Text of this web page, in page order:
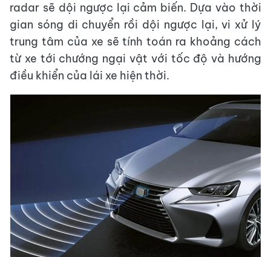
radar sẽ dội ngược lại cảm biến. Dựa vào thời
gian sóng di chuyển rồi dội ngược lại, vi xử lý
trung tâm của xe sẽ tính toán ra khoảng cách
từ xe tới chướng ngại vật với tốc độ và hướng
điều khiển của lái xe hiện thời.